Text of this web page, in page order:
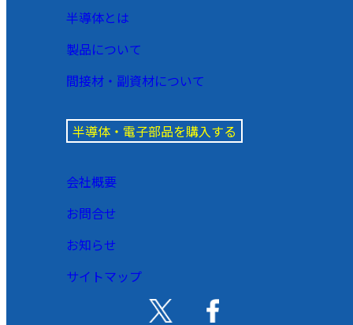
半導体とは
製品について
間接材・副資材について
半導体・電子部品を購入する
会社概要
お問合せ
お知らせ
サイトマップ